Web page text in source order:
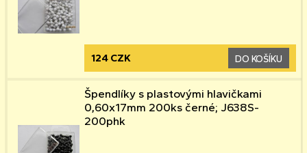
124 CZK DO KOŠÍKU
Špendlíky s plastovými hlavičkami
0,60x17mm 200ks černé; J638S-
200phk